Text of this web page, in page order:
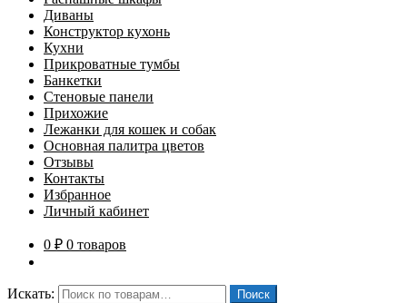
Диваны
Конструктор кухонь
Кухни
Прикроватные тумбы
Банкетки
Стеновые панели
Прихожие
Лежанки для кошек и собак
Основная палитра цветов
Отзывы
Контакты
Избранное
Личный кабинет
0 ₽ 0 товаров
Искать: Поиск